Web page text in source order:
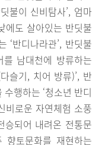
불이 신비탐사’, 엄마
에도 살아있는 반딧불
‘반디나라관’, 반딧불
남대천에 방류하는
슬기, 치어 방류)’, 반
행하는 ‘청소년 반디
비로운 자연체험 소풍
승되어 내려온 전통문
향토문화를 재현하는